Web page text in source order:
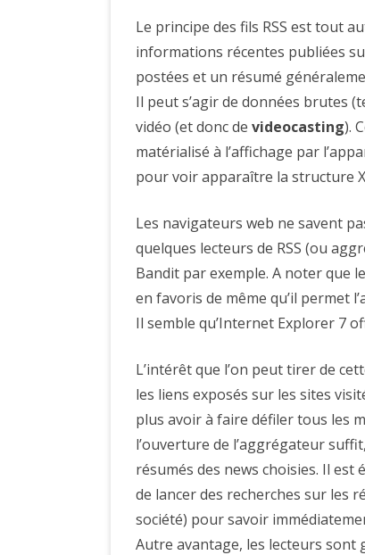
Le principe des fils RSS est tout
informations récentes publiées
postées et un résumé
Il peut s’agir de données brutes
vidéo (et donc de videocasting).
matérialisé à l’affichage par
pour voir apparaître la structure
Les navigateurs web ne savent
quelques lecteurs de RSS (ou
Bandit par exemple. A noter que
en favoris de même qu’il permet
Il semble qu’Internet Explorer 7
L’intérêt que l’on peut tirer de
les liens exposés sur les sites
plus avoir à faire défiler tous les
l’ouverture de l’aggrégateur
résumés des news choisies. Il
de lancer des recherches sur les
société) pour savoir
Autre avantage, les lecteurs sont